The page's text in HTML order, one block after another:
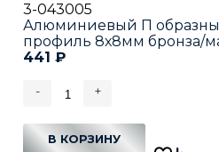
3-043005
Алюминиевый П
профиль 8х8мм бронза/
441 ₽
- +
В КОРЗИНУ